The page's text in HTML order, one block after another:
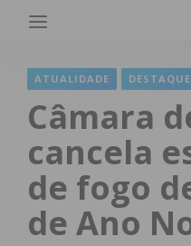
ATUALIDADE DESTAQUE
Câmara
cancela
de fogo
de Ano